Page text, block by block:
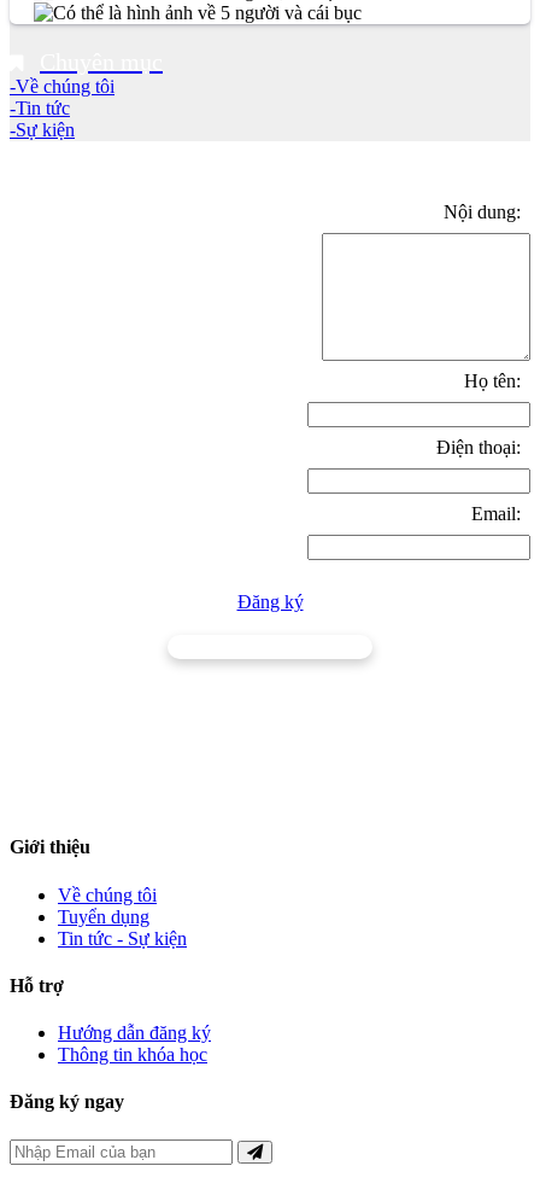
-Về chúng tôi
-Tin tức
-Sự kiện
Nội dung:
Họ tên:
Điện thoại:
Email:
Đăng ký
Giới thiệu
Về chúng tôi
Tuyển dụng
Tin tức - Sự kiện
Hỗ trợ
Hướng dẫn đăng ký
Thông tin khóa học
Đăng ký ngay